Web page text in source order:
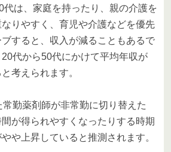
代は、家庭を持ったり、親の介護を
りやすく、育児や介護などを優先
すると、収入が減ることもあるで
代から50代にかけて平均年収が
考えられます。
勤薬剤師が非常勤に切り替えた
が得られやすくなったりする時期
や上昇していると推測されます。